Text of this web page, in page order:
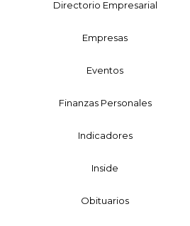
Directorio Empresarial
Empresas
Eventos
Finanzas Personales
Indicadores
Inside
Obituarios